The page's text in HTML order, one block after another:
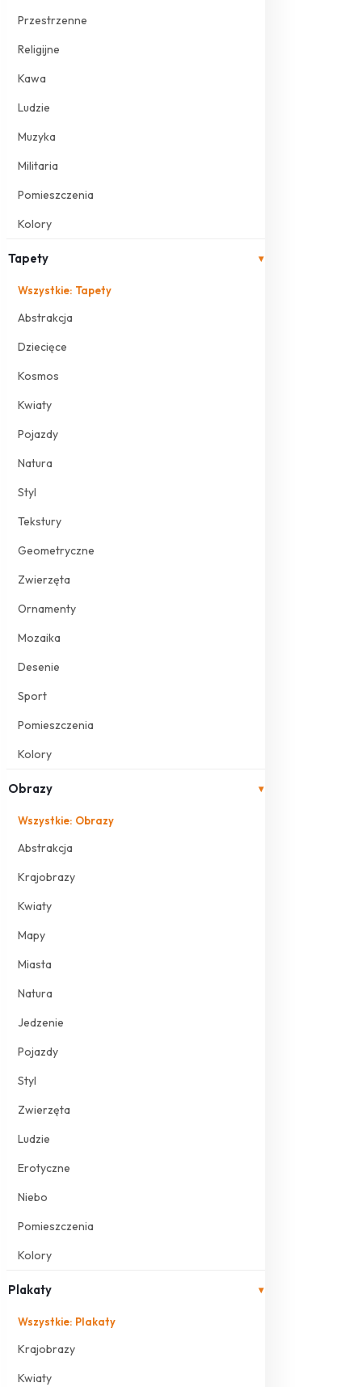
Przestrzenne
Religijne
Kawa
Ludzie
Muzyka
Militaria
Pomieszczenia
Kolory
Tapety ▾
Wszystkie: Tapety
Abstrakcja
Dziecięce
Kosmos
Kwiaty
Pojazdy
Natura
Styl
Tekstury
Geometryczne
Zwierzęta
Ornamenty
Mozaika
Desenie
Sport
Pomieszczenia
Kolory
Obrazy ▾
Wszystkie: Obrazy
Abstrakcja
Krajobrazy
Kwiaty
Mapy
Miasta
Natura
Jedzenie
Pojazdy
Styl
Zwierzęta
Ludzie
Erotyczne
Niebo
Pomieszczenia
Kolory
Plakaty ▾
Wszystkie: Plakaty
Krajobrazy
Kwiaty